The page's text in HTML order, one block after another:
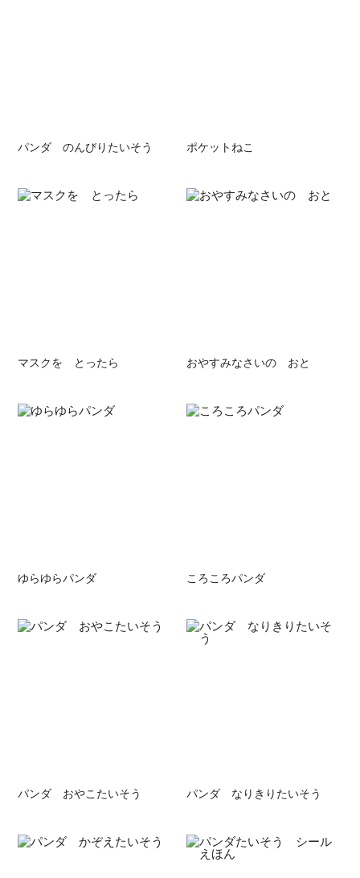
パンダ のんびりたいそう ポケットねこ
マスクを とったら おやすみなさいの おと
ゆらゆらパンダ ころころパンダ
パンダ おやこたいそう パンダ なりきりたいそう